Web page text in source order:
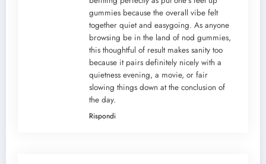
gummies because the overall vibe felt
together quiet and easygoing. As anyone
browsing be in the land of nod gummies,
this thoughtful of result makes sanity too
because it pairs definitely nicely with a
quietness evening, a movie, or fair
slowing things down at the conclusion of
the day.
Rispondi